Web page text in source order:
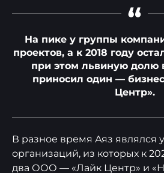
“
На пике у группы
проектов, а к 2018 году
при этом львиную долю
приносил один —
Центр».
В разное время Аяз являлся
организаций, из которых к
два ООО — «Лайк Центр» и